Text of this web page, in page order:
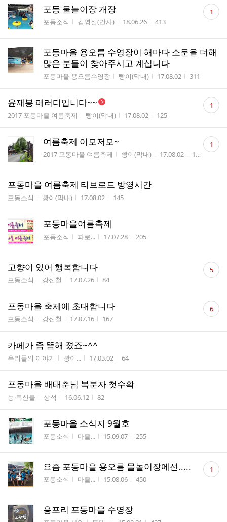
포동 물놀이장 개장
게시판명
포동소식 작성자
김영실(간사) 작성시간
18.06.26 조회수
413
댓
글 1
포동마을 용오름 수영장이 해마다 소문을 더해
많은 분들이 찾아주시고 계십니다
게시판명
포동마을 용오름수영장 작성자
빵이(막내) 작성시간
17.08.02 조회수
311
윤재봉 패러디입니다~~
게시판명
2017 포동마을 여름축제 작성자
빵이(막내) 작성시간
17.08.02 조회수
125
댓
글 1
여름축제 이모저모~
게시판명
2017 포동마을 여름축제 작성자
빵이(막내) 작성시간
17.08.02 조회수
192
댓
글
수
1
포동마을 여름축제 티브로드 방영시간
게시판명
포동소식 작성자
빵이(막내) 작성시간
17.08.02 조회수
145
포동마을여름축제
게시판명
포동소식 작성자
파로... 작성시간
17.07.28 조회수
205
고향이 있어 행복합니다
게시판명
포동소식 작성자
강신철 작성시간
17.07.26 조회수
84
댓
글 5
포동마을 축제에 초대합니다
게시판명
포동소식 작성자
강신철 작성시간
17.07.16 조회수
167
댓
글 6
카페가 좀 뜸해 졌죠~^^
게시판명
우리들의 이야기 작성자
빵이... 작성시간
17.03.02 조회수
64
포동마을 배태춘님 복분자 첫수확
게시판명
농·특산물 작성자
상석 작성시간
16.06.12 조회수
82
포동마을 소식지 9월호
게시판명
포동소식 작성자
마을... 작성시간
15.09.07 조회수
255
요즘 포동마을 용오름 물놀이장에선.....
게시판명
포동소식 작성자
마을... 작성시간
15.08.06 조회수
450
댓
글 1
용포리 포동마을 수영장